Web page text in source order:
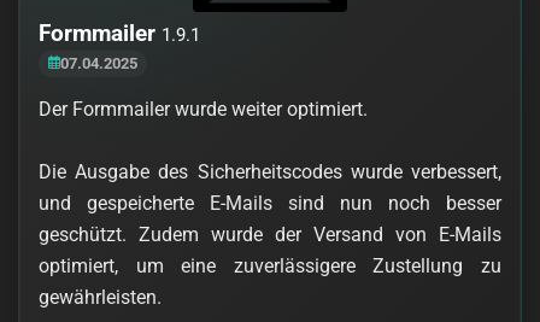
Formmailer 1.9.1
07.04.2025
Der Formmailer wurde weiter optimiert.
Die Ausgabe des Sicherheitscodes wurde verbessert,
und gespeicherte E-Mails sind nun noch besser
geschützt. Zudem wurde der Versand von E-Mails
optimiert, um eine zuverlässigere Zustellung zu
gewährleisten.